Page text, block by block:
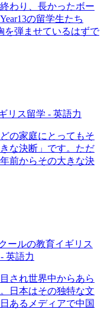
わり、長かったボー
の留学生たち
を弾ませているはずで
リス留学 - 英語力
の家庭にとってもそ
な決断」です。ただ
前からその大きな決
ールの教育イギリス
英語力
され世界中からあら
日本はその独特な文
あるメディアで中国